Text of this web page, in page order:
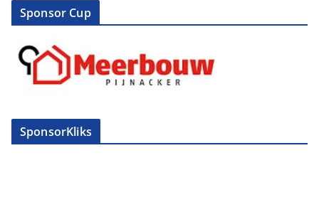
Sponsor Cup
SponsorKliks